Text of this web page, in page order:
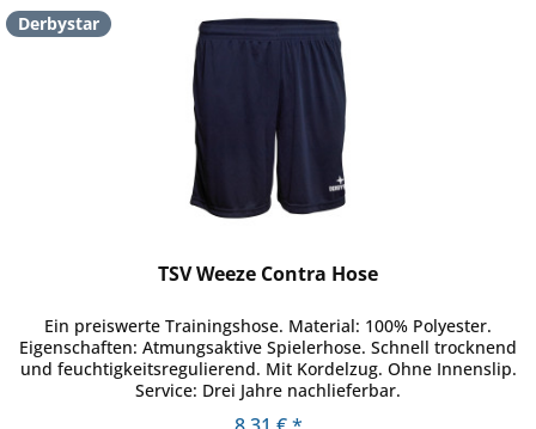
Derbystar
TSV Weeze Contra Hose
Ein preiswerte Trainingshose. Material: 100% Polyester.
Eigenschaften: Atmungsaktive Spielerhose. Schnell trocknend
und feuchtigkeitsregulierend. Mit Kordelzug. Ohne Innenslip.
Service: Drei Jahre nachlieferbar.